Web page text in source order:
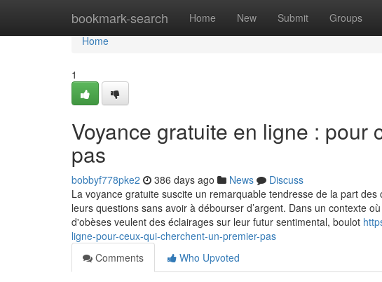
bookmark-search Home New Submit Groups
Home
Home
1
Voyance gratuite en ligne :
pas
bobbyf778pke2 386 days ago News
Discuss
La voyance gratuite suscite un remarquable tendresse de la part
leurs questions sans avoir à débourser d’argent. Dans un contexte
d'obèses veulent des éclairages sur leur futur sentimental, boulot
ligne-pour-ceux-qui-cherchent-un-premier-pas
Comments
Who Upvoted